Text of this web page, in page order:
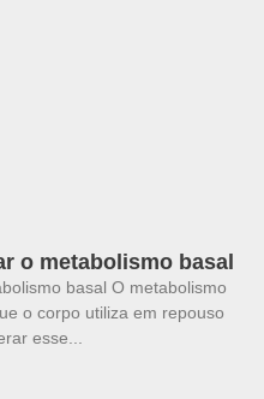
o metabolismo basal
basal O metabolismo
o corpo utiliza em repouso
esse